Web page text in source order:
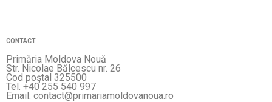
CONTACT
Primăria Moldova Nouă
Str. Nicolae Bălcescu nr. 26
Cod poştal 325500
Tel. +40 255 540 997
Email: contact@primariamoldovanoua.ro